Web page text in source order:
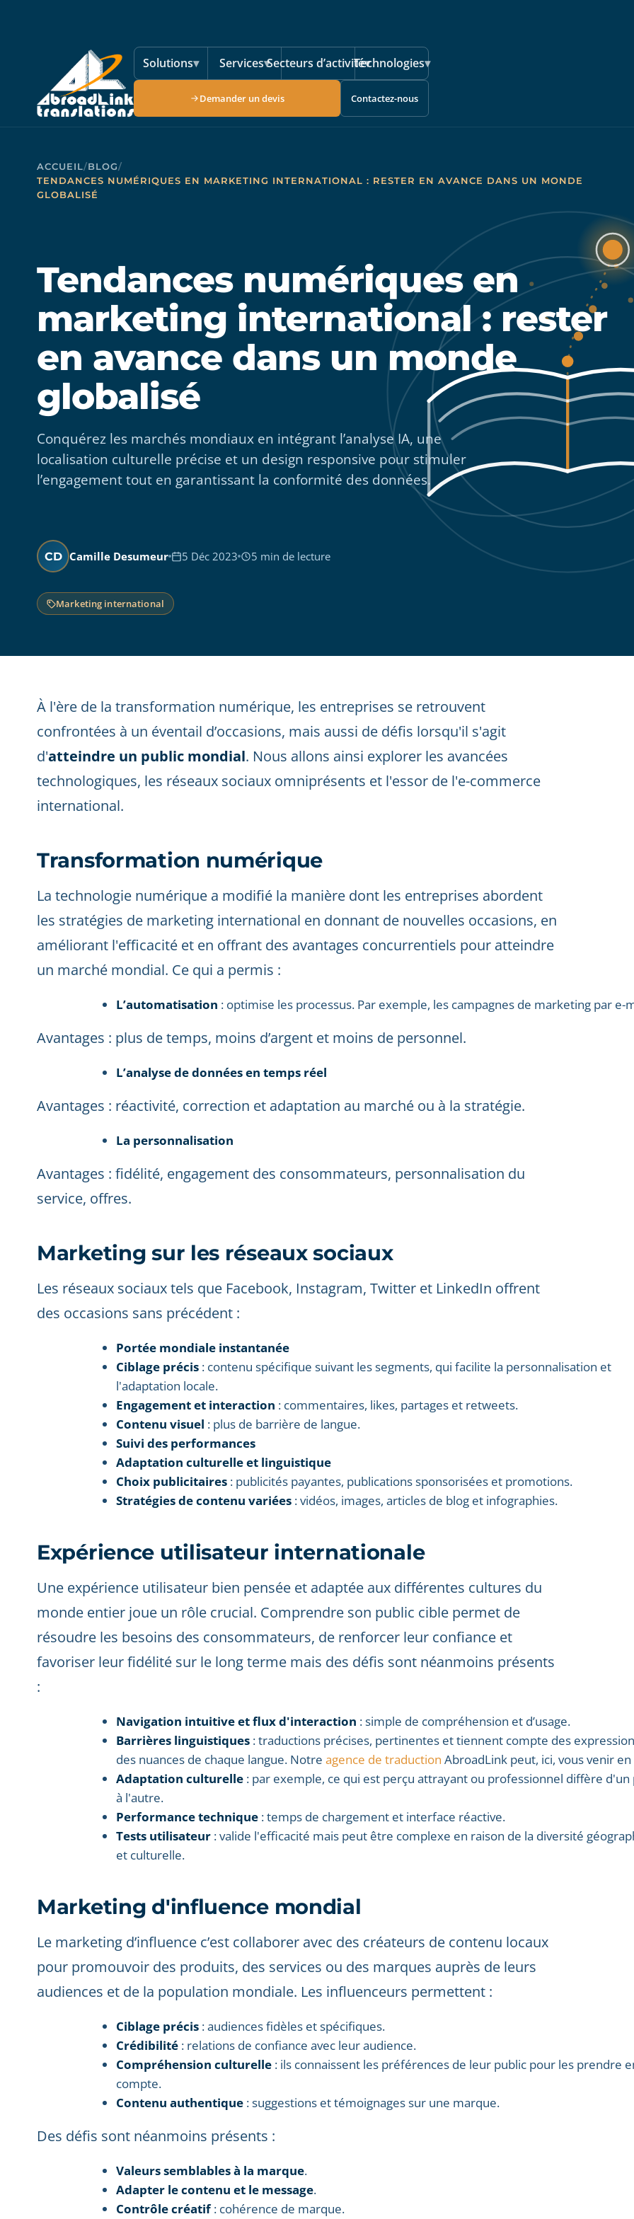
Solutions▾ Services▾Secteurs d’activité▾
Technologies▾
Demander un devis Contactez-nous
ACCUEIL/BLOG/
TENDANCES NUMÉRIQUES EN MARKETING INTERNATIONAL : RESTER EN AVANCE DANS UN MONDE
GLOBALISÉ
Tendances numériques en
marketing international : rester
en avance dans un monde
globalisé
Conquérez les marchés mondiaux en intégrant l’analyse IA, une
localisation culturelle précise et un design responsive pour stimuler
l’engagement tout en garantissant la conformité des données.
CD Camille Desumeur 5 Déc 2023 5 min de lecture
Marketing international
À l'ère de la transformation numérique, les entreprises se retrouvent
confrontées à un éventail d’occasions, mais aussi de défis lorsqu'il s'agit
d'atteindre un public mondial. Nous allons ainsi explorer les avancées
technologiques, les réseaux sociaux omniprésents et l'essor de l'e-commerce
international.
Transformation numérique
La technologie numérique a modifié la manière dont les entreprises abordent
les stratégies de marketing international en donnant de nouvelles occasions, en
améliorant l'efficacité et en offrant des avantages concurrentiels pour atteindre
un marché mondial. Ce qui a permis :
L’automatisation : optimise les processus. Par exemple, les campagnes de marketing par e-
Avantages : plus de temps, moins d’argent et moins de personnel.
L’analyse de données en temps réel
Avantages : réactivité, correction et adaptation au marché ou à la stratégie.
La personnalisation
Avantages : fidélité, engagement des consommateurs, personnalisation du
service, offres.
Marketing sur les réseaux sociaux
Les réseaux sociaux tels que Facebook, Instagram, Twitter et LinkedIn offrent
des occasions sans précédent :
Portée mondiale instantanée
Ciblage précis : contenu spécifique suivant les segments, qui facilite la personnalisation et
l'adaptation locale.
Engagement et interaction : commentaires, likes, partages et retweets.
Contenu visuel : plus de barrière de langue.
Suivi des performances
Adaptation culturelle et linguistique
Choix publicitaires : publicités payantes, publications sponsorisées et promotions.
Stratégies de contenu variées : vidéos, images, articles de blog et infographies.
Expérience utilisateur internationale
Une expérience utilisateur bien pensée et adaptée aux différentes cultures du
monde entier joue un rôle crucial. Comprendre son public cible permet de
résoudre les besoins des consommateurs, de renforcer leur confiance et
favoriser leur fidélité sur le long terme mais des défis sont néanmoins présents
:
Navigation intuitive et flux d'interaction : simple de compréhension et d’usage.
Barrières linguistiques : traductions précises, pertinentes et tiennent compte des
des nuances de chaque langue. Notre agence de traduction AbroadLink peut, ici, vous venir en
Adaptation culturelle : par exemple, ce qui est perçu attrayant ou professionnel diffère d'un
à l'autre.
Performance technique : temps de chargement et interface réactive.
Tests utilisateur : valide l'efficacité mais peut être complexe en raison de la diversité
et culturelle.
Marketing d'influence mondial
Le marketing d’influence c’est collaborer avec des créateurs de contenu locaux
pour promouvoir des produits, des services ou des marques auprès de leurs
audiences et de la population mondiale. Les influenceurs permettent :
Ciblage précis : audiences fidèles et spécifiques.
Crédibilité : relations de confiance avec leur audience.
Compréhension culturelle : ils connaissent les préférences de leur public pour les prendre
compte.
Contenu authentique : suggestions et témoignages sur une marque.
Des défis sont néanmoins présents :
Valeurs semblables à la marque.
Adapter le contenu et le message.
Contrôle créatif: cohérence de marque.